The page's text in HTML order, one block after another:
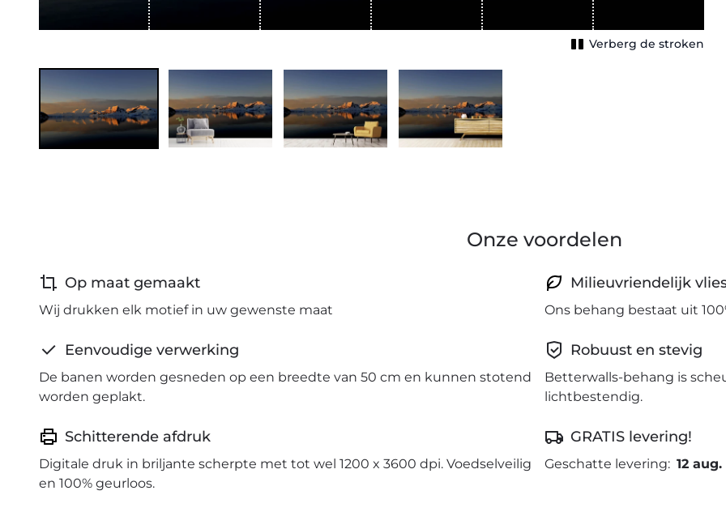
Verberg de stroken
Onze voordelen
Op maat gemaakt
Wij drukken elk motief in uw gewenste maat
Milieuvriendelijk
Ons behang bestaat uit
Eenvoudige verwerking
De banen worden gesneden op een breedte van 50 cm en kunnen stotend
worden geplakt.
Robuust en stevig
Betterwalls-behang is
lichtbestendig.
Schitterende afdruk
Digitale druk in briljante scherpte met tot wel 1200 x 3600 dpi. Voedselveilig
en 100% geurloos.
GRATIS levering!
Geschatte levering: 12 aug.